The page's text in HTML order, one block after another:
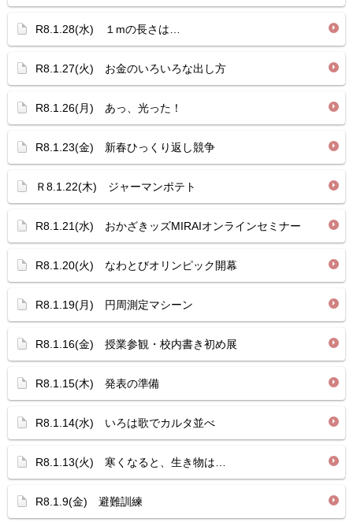
R8.1.28(水) １mの長さは…
R8.1.27(火) お金のいろいろな出し方
R8.1.26(月) あっ、光った！
R8.1.23(金) 新春ひっくり返し競争
Ｒ8.1.22(木) ジャーマンポテト
R8.1.21(水) おかざきッズMIRAIオンラインセミナー
R8.1.20(火) なわとびオリンピック開幕
R8.1.19(月) 円周測定マシーン
R8.1.16(金) 授業参観・校内書き初め展
R8.1.15(木) 発表の準備
R8.1.14(水) いろは歌でカルタ並べ
R8.1.13(火) 寒くなると、生き物は…
R8.1.9(金) 避難訓練